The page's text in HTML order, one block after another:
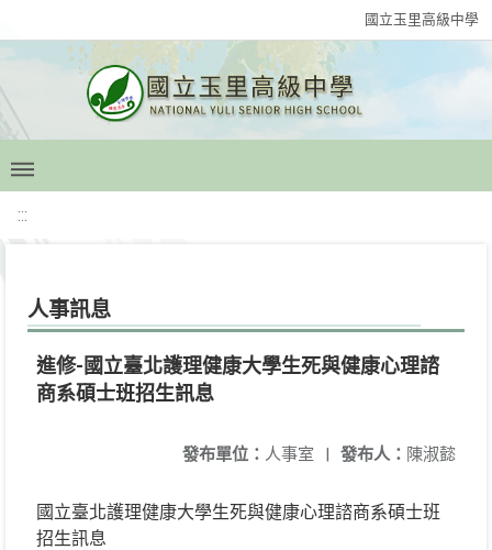
國立玉里高級中學
:::
人事訊息
進修-國立臺北護理健康大學生死與健康心理諮
商系碩士班招生訊息
發布人： 陳淑懿
發布單位： 人事室 |
國立臺北護理健康大學生死與健康心理諮商系碩士班
招生訊息